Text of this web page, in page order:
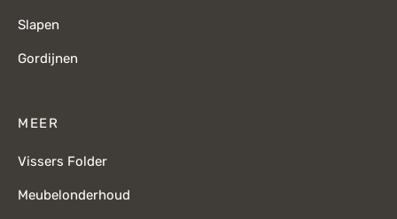
Slapen
Gordijnen
MEER
Vissers Folder
Meubelonderhoud